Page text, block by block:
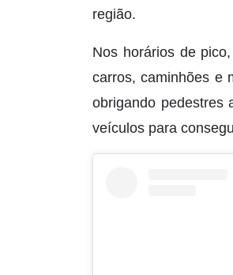
região.
Nos horários de
carros, caminhões e
obrigando pedestres
veículos para